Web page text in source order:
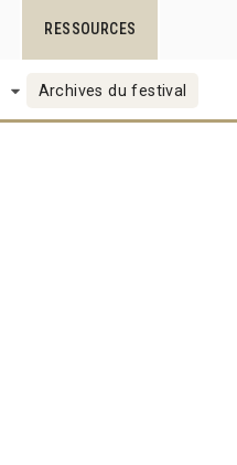
RESSOURCES
Archives du festival